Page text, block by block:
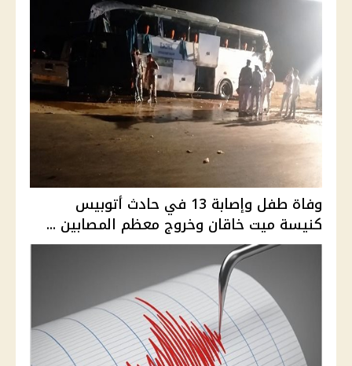
وفاة طفل وإصابة 13 في حادث أتوبيس
كنيسة ميت خاقان وخروج معظم المصابين ...